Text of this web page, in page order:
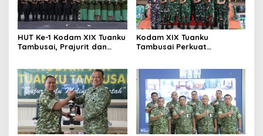
HUT Ke-1 Kodam XIX Tuanku
Tambusai, Prajurit dan
Kusuma Dharma
Kodam XIX Tuanku
Tambusai Perkuat